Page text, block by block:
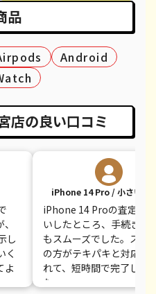
開)
公開)
公開)
¥9,100
¥12,100
品
Android
店の良い口コミ
し
く
よ
iPhone 14 Pro / 小さい傷
iPhone 14 Proの査定を
いしたところ、手続きが
もスムーズでした。スタ
の方がテキパキと対応し
れて、短時間で完了しま
た。